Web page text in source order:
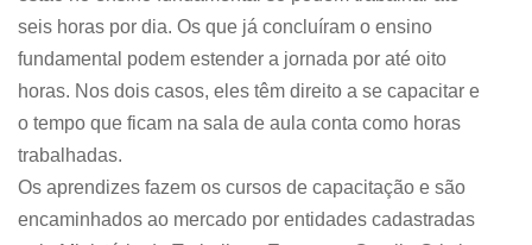
seis horas por dia. Os que já concluíram o ensino
fundamental podem estender a jornada por até oito
horas. Nos dois casos, eles têm direito a se capacitar e
o tempo que ficam na sala de aula conta como horas
trabalhadas.
Os aprendizes fazem os cursos de capacitação e são
encaminhados ao mercado por entidades cadastradas